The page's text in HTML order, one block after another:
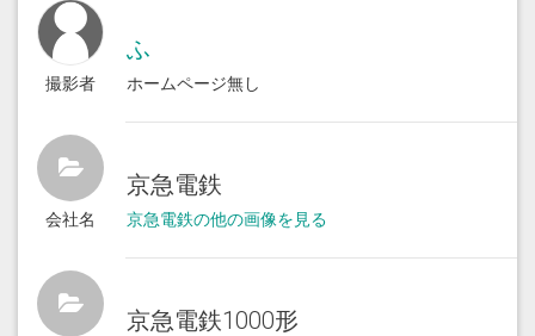
撮影者
ふ
ホームページ無し
会社名
京急電鉄
京急電鉄の他の画像を見る
京急電鉄1000形